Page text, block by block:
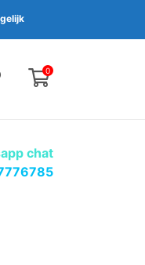
0
chat